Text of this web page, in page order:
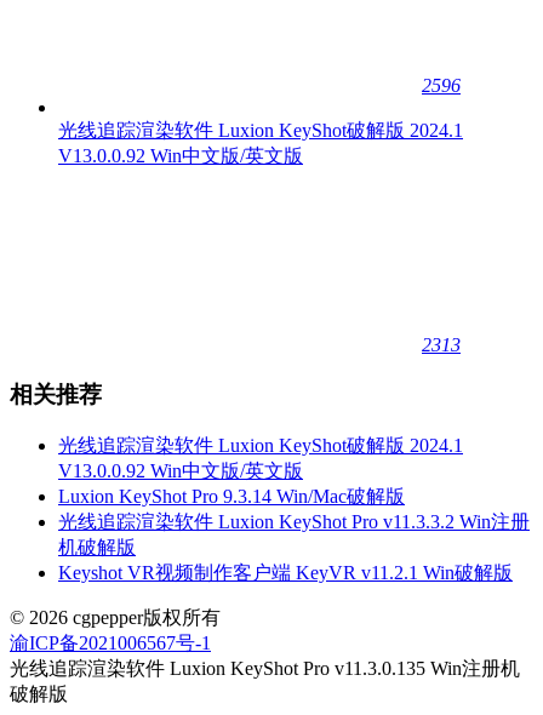
2596
光线追踪渲染软件 Luxion KeyShot破解版 2024.1
V13.0.0.92 Win中文版/英文版
2313
相关推荐
光线追踪渲染软件 Luxion KeyShot破解版 2024.1
V13.0.0.92 Win中文版/英文版
Luxion KeyShot Pro 9.3.14 Win/Mac破解版
光线追踪渲染软件 Luxion KeyShot Pro v11.3.3.2 Win注册
机破解版
Keyshot VR视频制作客户端 KeyVR v11.2.1 Win破解版
© 2026 cgpepper版权所有
渝ICP备2021006567号-1
光线追踪渲染软件 Luxion KeyShot Pro v11.3.0.135 Win注册机
破解版